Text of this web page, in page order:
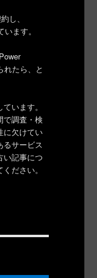
し、
ます。
れたら、と
います。
で調査・検
に欠けてい
るサービス
い記事につ
ださい。